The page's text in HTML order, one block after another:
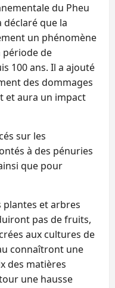
du Pheu
déclaré que la
un phénomène
période de
100 ans. Il a ajouté
des dommages
et aura un impact
sur les
à des pénuries
que pour
plantes et arbres
pas de fruits,
aux cultures de
connaîtront une
des matières
une hausse